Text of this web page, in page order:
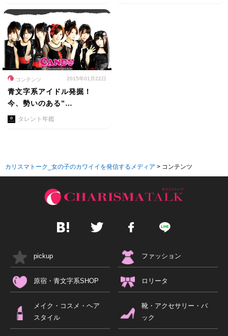
コンテンツ 2015年01月22日
青文字系アイドル発掘！
今、勢いのある”…
タレント年鑑
カリスマトーク_女の子のカワイイを発信するメディア > コンテンツ
pickup ファッション
原宿・青文字系SHOP ロリータ
メイク・コスメ・ヘア
スタイル
靴・アクセサリー・バ
ック